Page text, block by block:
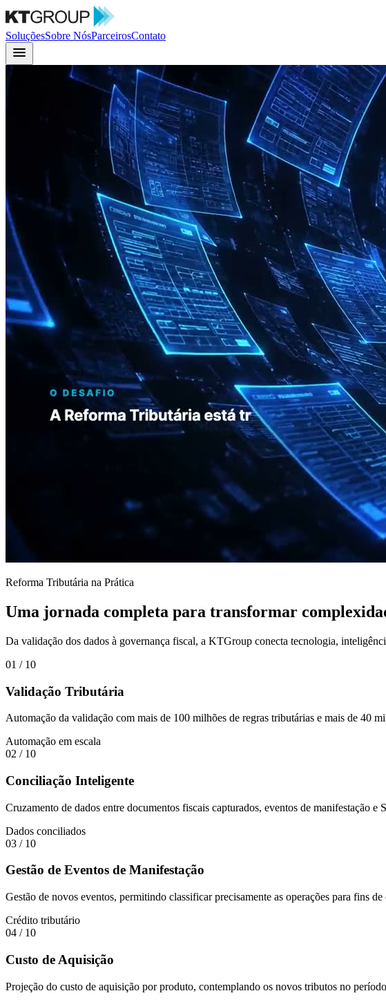
SoluçõesSobre NósParceirosContato
Reforma Tributária na Prática
Uma jornada completa para transformar
Da validação dos dados à governança fiscal, a KTGroup conecta tecnologia,
01 / 10
Validação Tributária
Automação da validação com mais de 100 milhões de regras tributárias e mais de 40
Automação em escala
02 / 10
Conciliação Inteligente
Cruzamento de dados entre documentos fiscais capturados, eventos de manifestação e
Dados conciliados
03 / 10
Gestão de Eventos de Manifestação
Gestão de novos eventos, permitindo classificar precisamente as operações para fins
Crédito tributário
04 / 10
Custo de Aquisição
Projeção do custo de aquisição por produto, contemplando os novos tributos no